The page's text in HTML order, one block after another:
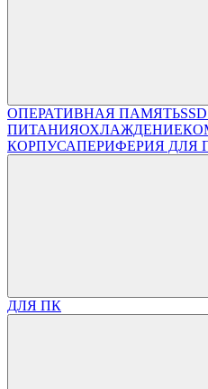
ОПЕРАТИВНАЯ ПАМЯТЬ
ПИТАНИЯОХЛАЖДЕНИЕ
КОРПУСАПЕРИФЕРИЯ ДЛЯ
ДЛЯ ПК